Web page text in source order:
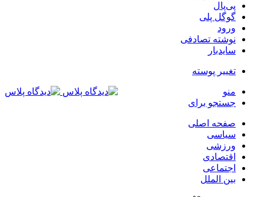
پی‌پال
گوگل پلی
ورود
نوشته تصادفی
سایدبار
تغییر پوسته
منو
جستجو برای
صفحه اصلی
سیاسی
ورزشی
اقتصادی
اجتماعی
بین الملل